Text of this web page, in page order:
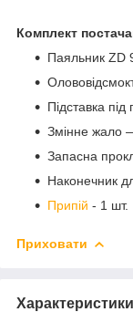
Комплект
Паяльник ZD
Підставка
Змінне жало
Запасна
Наконечник
Припій - 1 шт.
Приховати
Характеристики